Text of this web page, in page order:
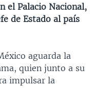
el Palacio Nacional,
de Estado al país
aguarda la
quien junto a su
impulsar la